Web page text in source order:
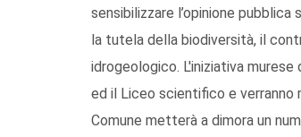
sensibilizzare l’opinione
la tutela della biodiversità, il
idrogeologico. L'iniziativa
ed il Liceo scientifico e verranno
Comune metterà a dimora un